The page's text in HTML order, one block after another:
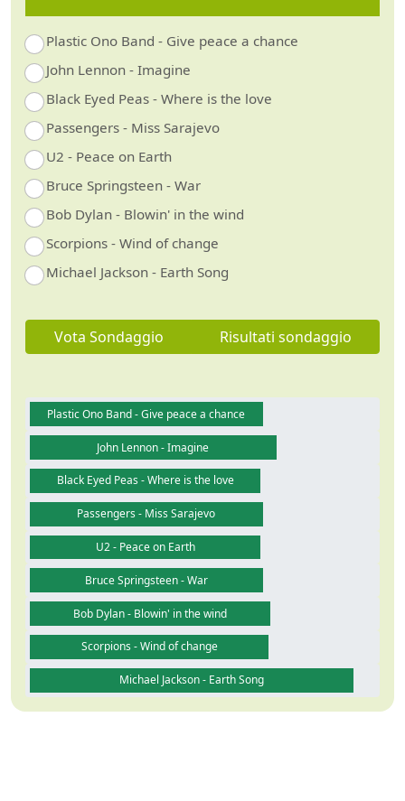
Plastic Ono Band - Give peace a chance
John Lennon - Imagine
Black Eyed Peas - Where is the love
Passengers - Miss Sarajevo
U2 - Peace on Earth
Bruce Springsteen - War
Bob Dylan - Blowin' in the wind
Scorpions - Wind of change
Michael Jackson - Earth Song
Vota Sondaggio Risultati sondaggio
Plastic Ono Band - Give peace a chance
John Lennon - Imagine
Black Eyed Peas - Where is the love
Passengers - Miss Sarajevo
U2 - Peace on Earth
Bruce Springsteen - War
Bob Dylan - Blowin' in the wind
Scorpions - Wind of change
Michael Jackson - Earth Song